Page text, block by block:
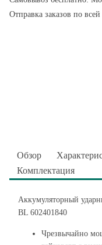
Отправка заказов по
Обзор
Комплектация
Аккумуляторный
BL 602401840
Чрезвычайно